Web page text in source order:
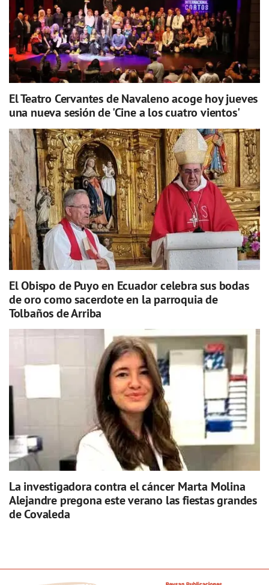
El Teatro Cervantes de Navaleno acoge hoy jueves
una nueva sesión de 'Cine a los cuatro vientos'
El Obispo de Puyo en Ecuador celebra sus bodas
de oro como sacerdote en la parroquia de
Tolbaños de Arriba
La investigadora contra el cáncer Marta Molina
Alejandre pregona este verano las fiestas grandes
de Covaleda